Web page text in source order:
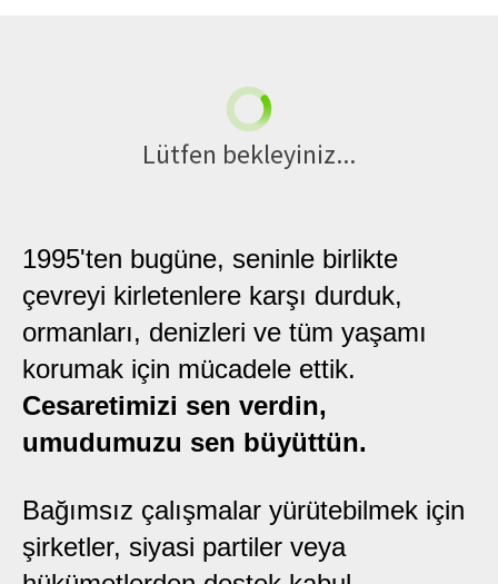
Lütfen bekleyiniz...
1995'ten bugüne, seninle birlikte
çevreyi kirletenlere karşı durduk,
ormanları, denizleri ve tüm yaşamı
korumak için mücadele ettik.
Cesaretimizi sen verdin,
umudumuzu sen büyüttün.
Bağımsız çalışmalar yürütebilmek için
şirketler, siyasi partiler veya